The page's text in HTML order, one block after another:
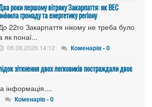
роки першому вітряку Закарпаття: як ВЕС
громаду та енергетику регіону
22го Закарпаття нікому не треба було
як понаї...
06.08.2026 14:12 Коменарів - 0
зіткнення двох легковиків постраждали двоє
інформація....
Коменарів - 0